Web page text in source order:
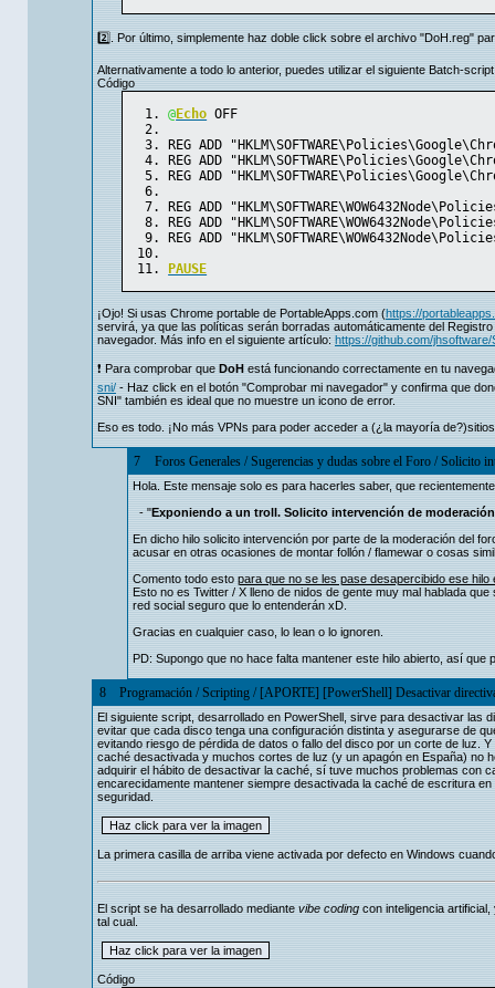
2️⃣. Por último, simplemente haz doble click sobre el archivo "DoH.reg"
Alternativamente a todo lo anterior, puedes utilizar el siguiente Batch-
Código
@Echo OFF
REG ADD
REG ADD
REG ADD
REG ADD
REG ADD
REG ADD
PAUSE
¡Ojo! Si usas Chrome portable de PortableApps.com (https://
servirá, ya que las políticas serán borradas automáticamente del
navegador. Más info en el siguiente artículo: https://github.com/
❗️ Para comprobar que DoH está funcionando correctamente en tu
sni/ - Haz click en el botón "Comprobar mi navegador" y confirma que
SNI" también es ideal que no muestre un icono de error.
Eso es todo. ¡No más VPNs para poder acceder a (¿la mayoría
7 Foros Generales/Sugerencias y dudas sobre el Foro/Solicito
Hola. Este mensaje solo es para hacerles saber, que
- "Exponiendo a un troll. Solicito intervención de
En dicho hilo solicito intervención por parte de la moderación del
acusar en otras ocasiones de montar follón / flamewar o cosas
Comento todo esto para que no se les pase desapercibido ese hilo
Esto no es Twitter / X lleno de nidos de gente muy mal hablada
red social seguro que lo entenderán xD.
Gracias en cualquier caso, lo lean o lo ignoren.
PD: Supongo que no hace falta mantener este hilo abierto, así que
8 Programación /Scripting / [APORTE] [PowerShell] Desactivar
El siguiente script, desarrollado en PowerShell, sirve para desactivar
evitar que cada disco tenga una configuración distinta y asegurarse de
evitando riesgo de pérdida de datos o fallo del disco por un corte de luz.
caché desactivada y muchos cortes de luz (y un apagón en España) no
adquirir el hábito de desactivar la caché, sí tuve muchos problemas con
encarecidamente mantener siempre desactivada la caché de escritura
seguridad.
La primera casilla de arriba viene activada por defecto en Windows
El script se ha desarrollado mediante vibe coding con inteligencia
tal cual.
Código